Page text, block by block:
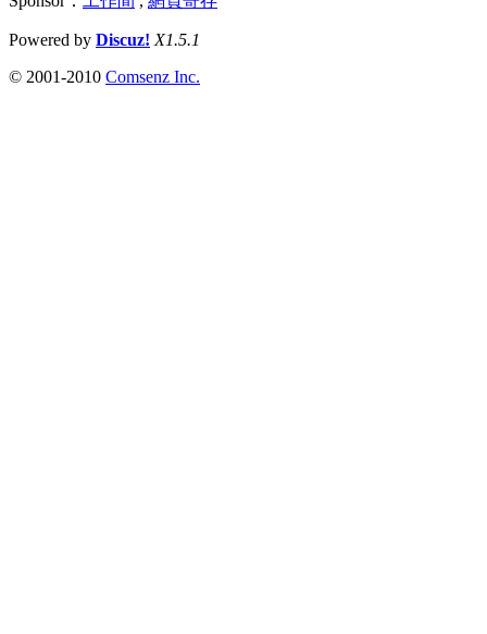
Powered by Discuz! X1.5.1
© 2001-2010 Comsenz Inc.